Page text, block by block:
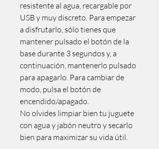
resistente al agua, recargable por
USB y muy discreto. Para empezar
a disfrutarlo, sólo tienes que
mantener pulsado el botón de la
base durante 3 segundos y, a
continuación, mantenerlo pulsado
para apagarlo. Para cambiar de
modo, pulsa el botón de
encendido/apagado.
No olvides limpiar bien tu juguete
con agua y jabón neutro y secarlo
bien para maximizar su vida útil.